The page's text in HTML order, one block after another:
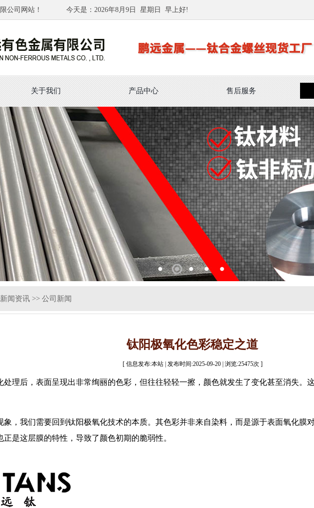
公司网站！ 今天是： 2026年8月9日 星期日 早上好!
关于我们 产品中心 售后服务
1 2 3 4
新闻资讯>> 公司新闻
钛阳极氧化色彩稳定之道
[ 信息发布:本站 | 发布时间:2025-09-20 | 浏览:25475次 ]
处理后，表面呈现出非常绚丽的色彩，但往往轻轻一擦，颜色就发生了变化甚至消失。
象，我们需要回到钛阳极氧化技术的本质。其色彩并非来自染料，而是源于表面氧化
是这层膜的特性，导致了颜色初期的脆弱性。